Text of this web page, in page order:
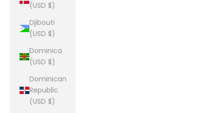
(USD $)
Djibouti
(USD $)
Dominica
(USD $)
Dominican
Republic
(USD $)